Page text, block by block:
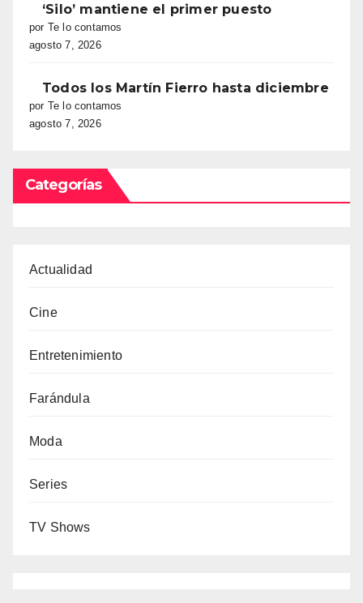
‘Silo’ mantiene el primer puesto
por Te lo contamos
agosto 7, 2026
Todos los Martín Fierro hasta diciembre
por Te lo contamos
agosto 7, 2026
Categorías
Actualidad
Cine
Entretenimiento
Farándula
Moda
Series
TV Shows